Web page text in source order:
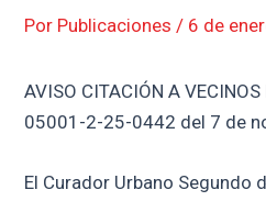
Por Publicaciones / 6 de
AVISO CITACIÓN A
05001-2-25-0442 del 7 de
El Curador Urbano